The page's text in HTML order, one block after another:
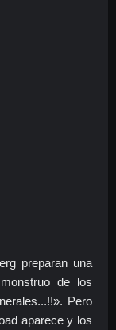
preparan una
de los
Pero
aparece y los